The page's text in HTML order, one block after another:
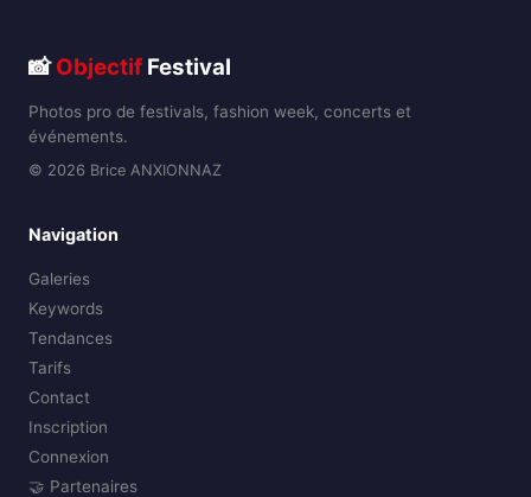
📸Objectif Festival
Photos pro de festivals, fashion week, concerts et
événements.
© 2026 Brice ANXIONNAZ
Navigation
Galeries
Keywords
Tendances
Tarifs
Contact
Inscription
Connexion
🤝 Partenaires